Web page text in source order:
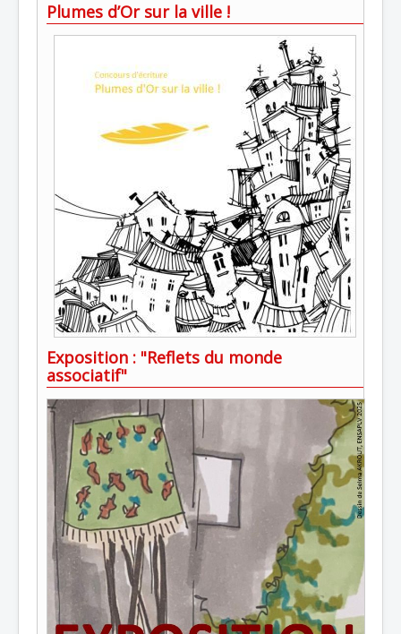
Plumes d’Or sur la ville !
Exposition : "Reflets du monde
associatif"